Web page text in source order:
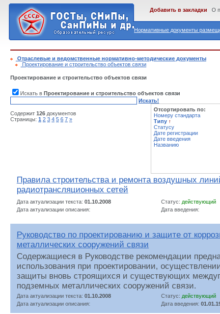
Нормативные документы
Добавить в закладки О
Отраслевые и ведомственные нормативно-методические документы
Проектирование и строительство объектов связи
Проектирование и строительство объектов связи
Искать в Проектирование и строительство объектов связи
Искать!
Содержит 126 документов
Страницы: 1 2 3 4 5 6 7 »
Отсортировать по:
Номеру стандарта
Типу ↑
Статусу
Дате регистрации
Дате введения
Названию
Правила строительства и ремонта воздушных
радиотрансляционных сетей
Дата актуализации текста: 01.10.2008 Статус: действующий
Дата актуализации описания:
Дата введения:
Руководство по проектированию и защите от
металлических сооружений связи
Содержащиеся в Руководстве рекомендации
использования при проектировании,
защиты вновь строящихся и существующих
подземных металлических сооружений связи.
Дата актуализации текста: 01.10.2008 Статус: действующий
Дата актуализации описания:
Дата введения: